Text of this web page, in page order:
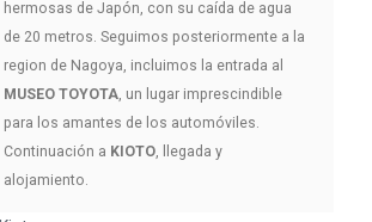
hermosas de Japón, con su caída de agua
de 20 metros. Seguimos posteriormente a la
region de Nagoya, incluimos la entrada al
MUSEO TOYOTA, un lugar imprescindible
para los amantes de los automóviles.
Continuación a KIOTO, llegada y
alojamiento.